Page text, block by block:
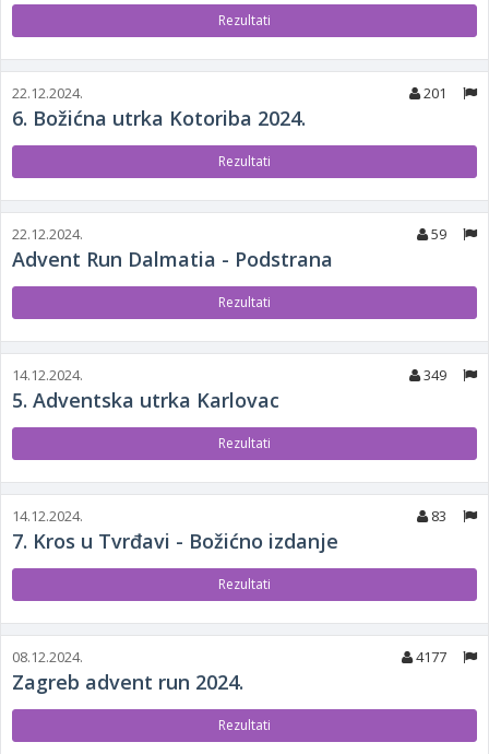
Rezultati
22.12.2024. 201
6. Božićna utrka Kotoriba 2024.
Rezultati
22.12.2024. 59
Advent Run Dalmatia - Podstrana
Rezultati
14.12.2024. 349
5. Adventska utrka Karlovac
Rezultati
14.12.2024. 83
7. Kros u Tvrđavi - Božićno izdanje
Rezultati
08.12.2024. 4177
Zagreb advent run 2024.
Rezultati